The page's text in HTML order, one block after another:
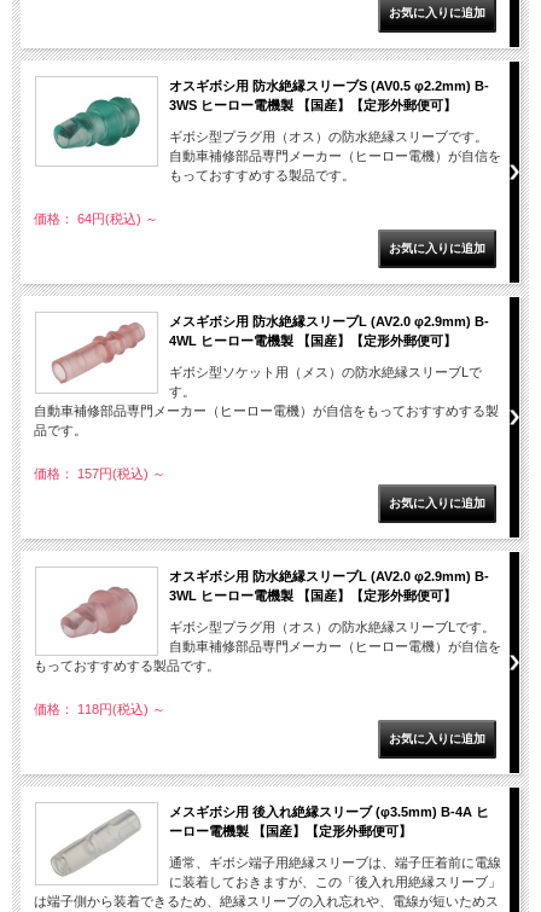
オスギボシ用 防水絶縁スリーブS (AV0.5 φ2.2mm) B-
3WS ヒーロー電機製 【国産】【定形外郵便可】
ギボシ型プラグ用（オス）の防水絶縁スリーブです。
自動車補修部品専門メーカー（ヒーロー電機）が自信を
もっておすすめする製品です。
価格： 64円(税込) ～
メスギボシ用 防水絶縁スリーブL (AV2.0 φ2.9mm) B-
4WL ヒーロー電機製 【国産】【定形外郵便可】
ギボシ型ソケット用（メス）の防水絶縁スリーブLで
す。
自動車補修部品専門メーカー（ヒーロー電機）が自信をもっておすすめする製
品です。
価格： 157円(税込) ～
オスギボシ用 防水絶縁スリーブL (AV2.0 φ2.9mm) B-
3WL ヒーロー電機製 【国産】【定形外郵便可】
ギボシ型プラグ用（オス）の防水絶縁スリーブLです。
自動車補修部品専門メーカー（ヒーロー電機）が自信を
もっておすすめする製品です。
価格： 118円(税込) ～
メスギボシ用 後入れ絶縁スリーブ (φ3.5mm) B-4A ヒ
ーロー電機製 【国産】【定形外郵便可】
通常、ギボシ端子用絶縁スリーブは、端子圧着前に電線
に装着しておきますが、この「後入れ用絶縁スリーブ」
は端子側から装着できるため、絶縁スリーブの入れ忘れや、電線が短いためス